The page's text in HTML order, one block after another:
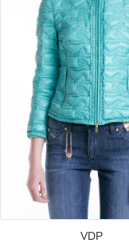
VDP